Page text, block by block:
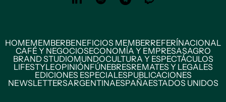
HOMEMEMBERBENEFICIOS MEMBERREFERÍNACIONAL
CAFÉ Y NEGOCIOSECONOMÍA Y EMPRESASAGRO
BRAND STUDIOMUNDOCULTURA Y ESPECTÁCULOS
LIFESTYLEOPINIÓNFÚNEBRESREMATES Y LEGALES
EDICIONES ESPECIALESPUBLICACIONES
NEWSLETTERSARGENTINAESPAÑAESTADOS UNIDOS